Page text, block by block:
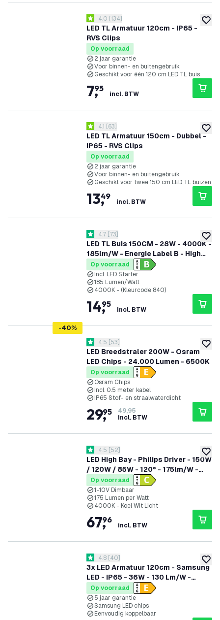
LED TL Armatuur 120cm - IP65 -
RVS Clips
reviews drawer openen
4 score sterren
4.0 [134]
Op voorraad
2 jaar garantie
Voor binnen- en buitengebruik
Geschikt voor één 120 cm LED TL buis
7,
95
incl. BTW
LED TL Armatuur 150cm - Dubbel -
IP65 - RVS Clips
reviews drawer openen
4.1 score sterren
4.1 [63]
Op voorraad
2 jaar garantie
Voor binnen- en buitengebruik
Geschikt voor twee 150 cm LED TL buizen
13,
49
incl. BTW
LED TL Buis 150CM - 28W - 4000K -
185lm/W - Energie Label B - High
Efficiency
reviews drawer openen
4.7 score sterren
4.7 [73]
Op voorraad
Incl. LED Starter
185 Lumen/Watt
4000K - (Kleurcode 840)
14,
95
incl. BTW
-40%
LED Breedstraler 200W - Osram
LED Chips - 24.000 Lumen - 6500K
reviews drawer openen
4.5 score sterren
4.5 [53]
Op voorraad
Osram Chips
Incl. 0.5 meter kabel
IP65 Stof- en straalwaterdicht
29,
95
49,95
incl. BTW
LED High Bay - Philips Driver - 150W
/ 120W / 85W - 120° - 175lm/W -
4000K - IP65 - Dimbaar - 5 jaar
garantie
reviews drawer openen
4.5 score sterren
4.5 [52]
Op voorraad
1-10V Dimbaar
175 Lumen per Watt
4000K - Koel Wit Licht
67,
96
incl. BTW
3x LED Armatuur 120cm - Samsung
LED - IP65 - 36W - 130 Lm/W -
4000K - Koppelbaar - 5 Jaar
Garantie
reviews drawer openen
4.8 score sterren
4.8 [40]
Op voorraad
5 jaar garantie
Samsung LED chips
Eenvoudig koppelbaar